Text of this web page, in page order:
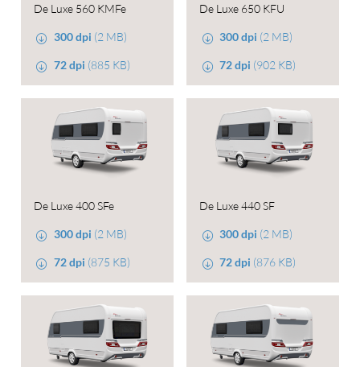
De Luxe 560 KMFe
300 dpi (2 MB)
72 dpi (885 KB)
De Luxe 650 KFU
300 dpi (2 MB)
72 dpi (902 KB)
De Luxe 400 SFe
300 dpi (2 MB)
72 dpi (875 KB)
De Luxe 440 SF
300 dpi (2 MB)
72 dpi (876 KB)